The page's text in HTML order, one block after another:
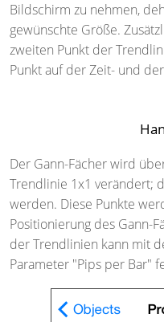
Bildschirm zu nehmen,
gewünschte Größe.
zweiten Punkt der
Punkt auf der Zeit- und
Der Gann-Fächer wird
Trendlinie 1x1 verändert;
werden. Diese Punkte
Positionierung des Gann-
der Trendlinien kann mit
Parameter "Pips per Bar"